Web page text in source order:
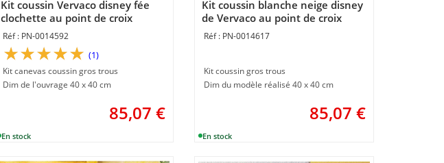
Kit coussin Vervaco disney fée
clochette au point de croix
PN-0014592
(1)
Kit canevas coussin gros trous
Dim de l'ouvrage 40 x 40 cm
85,07 €
Kit coussin blanche neige disney
de Vervaco au point de croix
PN-0014617
Kit coussin gros trous
Dim du modèle réalisé 40 x 40 cm
85,07 €